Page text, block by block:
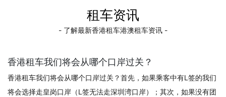
租车资讯
- 了解最新香港租车港澳租车资讯 -
香港租车我们将会从哪个口岸过关？
香港租车我们将会从哪个口岸过关？首先，如果乘客中有L签的我们
将会选择走皇岗口岸（L签无法走深圳湾口岸）；其次，如果没有团